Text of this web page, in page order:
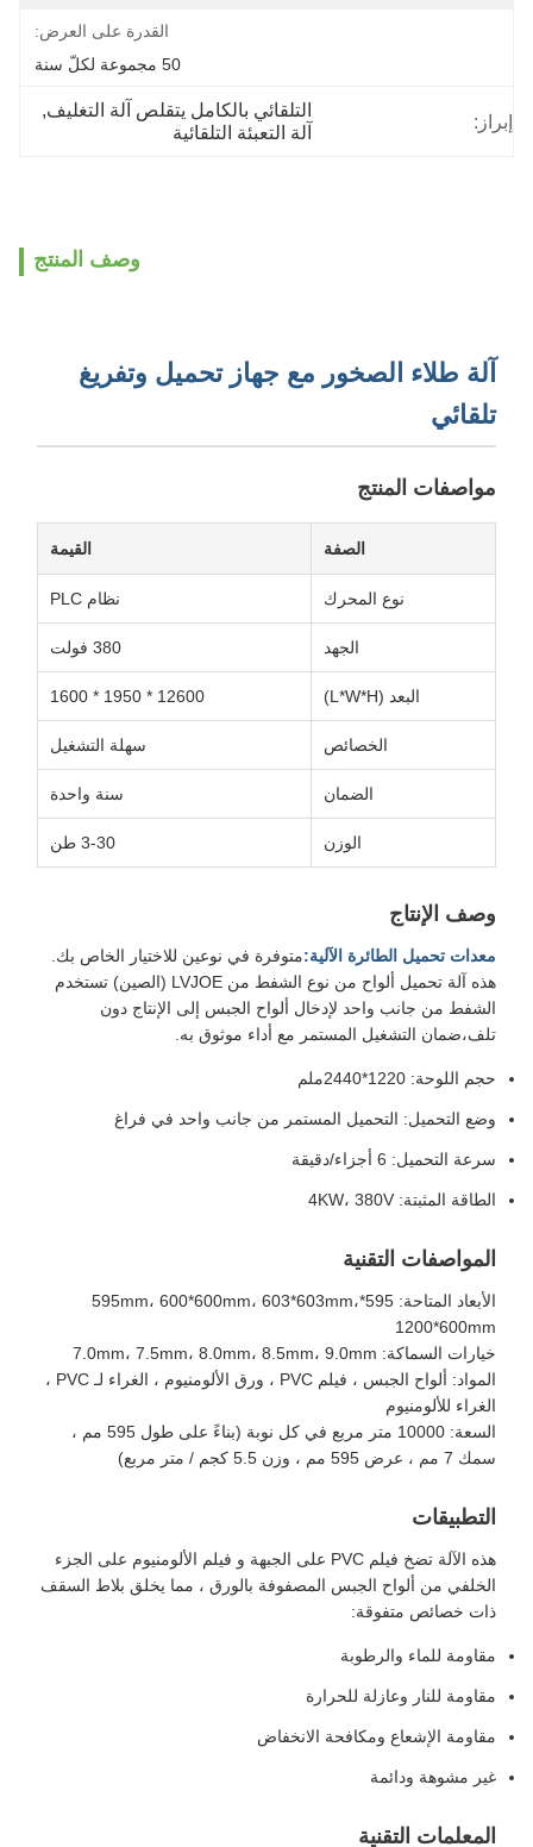
القدرة على العرض:
50 مجموعة لكلّ سنة
إبراز:
التلقائي بالكامل يتقلص آلة التغليف,
آلة التعبئة التلقائية
وصف المنتج
آلة طلاء الصخور مع جهاز تحميل وتفريغ
تلقائي
مواصفات المنتج
الصفة القيمة
نوع المحرك نظام PLC
الجهد 380 فولت
البعد (L*W*H) 12600 * 1950 * 1600
الخصائص سهلة التشغيل
الضمان سنة واحدة
الوزن 3-30 طن
وصف الإنتاج
معدات تحميل الطائرة الآلية:متوفرة في نوعين للاختيار الخاص بك.
هذه آلة تحميل ألواح من نوع الشفط من LVJOE (الصين) تستخدم
الشفط من جانب واحد لإدخال ألواح الجبس إلى الإنتاج دون
تلف،ضمان التشغيل المستمر مع أداء موثوق به.
حجم اللوحة: 1220*2440ملم
وضع التحميل: التحميل المستمر من جانب واحد في فراغ
سرعة التحميل: 6 أجزاء/دقيقة
الطاقة المثبتة: 4KW، 380V
المواصفات التقنية
الأبعاد المتاحة: 595*595mm، 600*600mm، 603*603mm،
1200*600mm
خيارات السماكة: 7.0mm، 7.5mm، 8.0mm، 8.5mm، 9.0mm
المواد: ألواح الجبس ، فيلم PVC ، ورق الألومنيوم ، الغراء لـ PVC ،
الغراء للألومنيوم
السعة: 10000 متر مربع في كل نوبة (بناءً على طول 595 مم ،
سمك 7 مم ، عرض 595 مم ، وزن 5.5 كجم / متر مربع)
التطبيقات
هذه الآلة تضخ فيلم PVC على الجبهة و فيلم الألومنيوم على الجزء
الخلفي من ألواح الجبس المصفوفة بالورق ، مما يخلق بلاط السقف
ذات خصائص متفوقة:
مقاومة للماء والرطوبة
مقاومة للنار وعازلة للحرارة
مقاومة الإشعاع ومكافحة الانخفاض
غير مشوهة ودائمة
المعلمات التقنية